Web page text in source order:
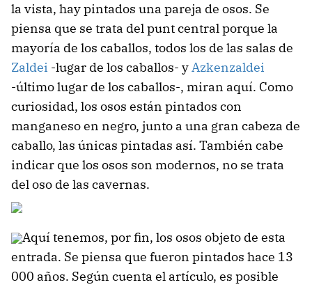
la vista, hay pintados una pareja de osos. Se
piensa que se trata del punt central porque la
mayoría de los caballos, todos los de las salas de
Zaldei -lugar de los caballos- yAzkenzaldei
-último lugar de los caballos-, miran aquí. Como
curiosidad, los osos están pintados con
manganeso en negro, junto a una gran cabeza de
caballo, las únicas pintadas así. También cabe
indicar que los osos son modernos, no se trata
del oso de las cavernas.
Aquí tenemos, por fin, los osos objeto de esta
entrada. Se piensa que fueron pintados hace 13
000 años. Según cuenta el artículo, es posible